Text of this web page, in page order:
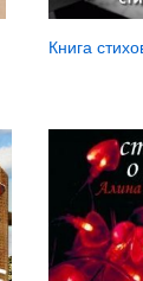
Книга